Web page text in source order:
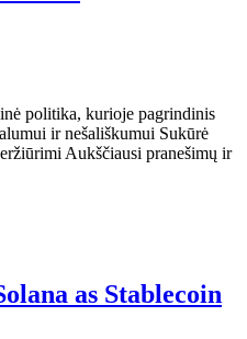
politika, kurioje pagrindinis
ir nešališkumui Sukūrė
Aukščiausi pranešimų ir
as Stablecoin